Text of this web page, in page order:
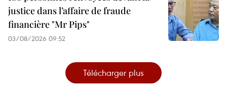
justice dans l’affaire de fraude
financière "Mr Pips"
03/08/2026 09:52
Télécharger plus